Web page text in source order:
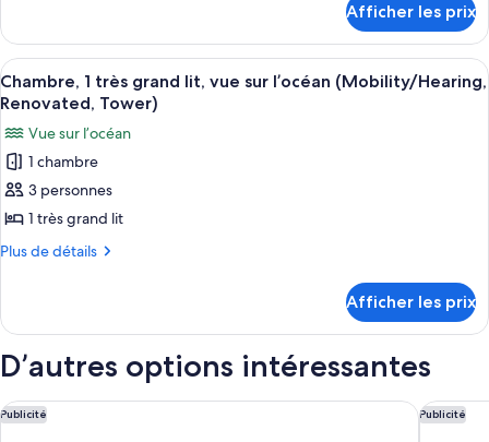
2
lits
doubles,
barres
d’appui
dans
la
baignoire
(Mobility/Hearing,
Renovated,
Chambre,
lits
doubles,
d’appui
dans
la
baignoire
(Mobility/Hearing,
Tower)
Afficher les prix
Afficher
toutes
photos
pour
ce
type
de
1
grand
lit,
vue
Une chambre d’hôtel avec un
4
Chambre, 1 très grand lit, vue sur l’océan (Mobility/Hearing,
Renovated, Tower)
Vue sur l’océan
1 chambre
3 personnes
1 très grand lit
Plus de détails
Plus
Chambre,
très
lit,
vue
Afficher les prix
D’autres options intéressantes
Publicité
Best Western The Plaza Hotel Honolulu Airport - FreePublicité
Ramada